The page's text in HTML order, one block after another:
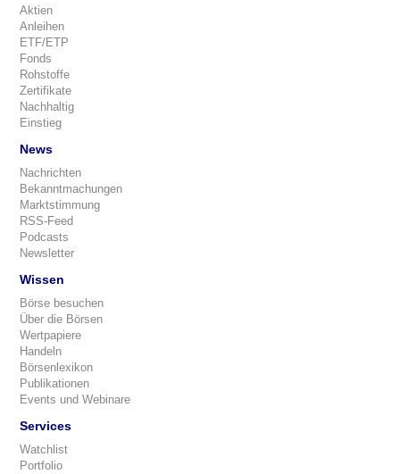
Aktien
Anleihen
ETF/ETP
Fonds
Rohstoffe
Zertifikate
Nachhaltig
Einstieg
News
Nachrichten
Bekanntmachungen
Marktstimmung
RSS-Feed
Podcasts
Newsletter
Wissen
Börse besuchen
Über die Börsen
Wertpapiere
Handeln
Börsenlexikon
Publikationen
Events und Webinare
Services
Watchlist
Portfolio